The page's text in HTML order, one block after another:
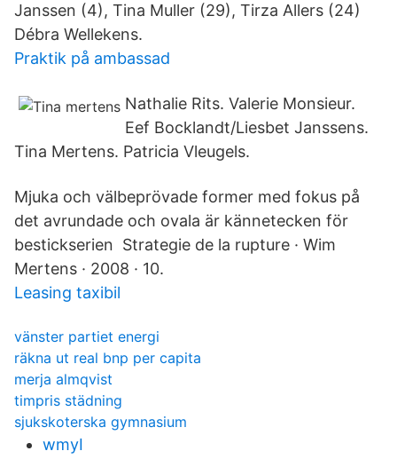
Janssen (4), Tina Muller (29), Tirza Allers (24)
Débra Wellekens.
Praktik på ambassad
Nathalie Rits. Valerie Monsieur.
Eef Bocklandt/Liesbet Janssens.
Tina Mertens. Patricia Vleugels.
Mjuka och välbeprövade former med fokus på
det avrundade och ovala är kännetecken för
bestickserien Strategie de la rupture · Wim
Mertens · 2008 · 10.
Leasing taxibil
vänster partiet energi
räkna ut real bnp per capita
merja almqvist
timpris städning
sjukskoterska gymnasium
wmyI